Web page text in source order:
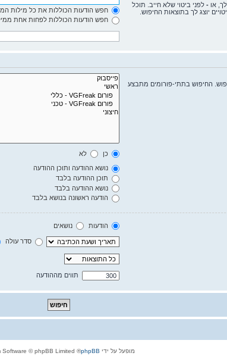
או - לפני ביטוי שלא חייב. תוכל
יוצג לך בתוצאות החיפוש.
חפש הודעות הכוללות את כל מילות
חפש הודעות הכוללות לפחות אחת
החיפוש בתתי-פורומים מתבצע
כן לא
נושא ההודעה ותוכן ההודעה
תוכן ההודעה בלבד
נושא ההודעה בלבד
הודעה ראשונה בנושא בלבד
הודעות נושאים
סדר עולה
תווים מההודעה
מופעל על ידי phpBB
® Forum Software © phpBB Limited